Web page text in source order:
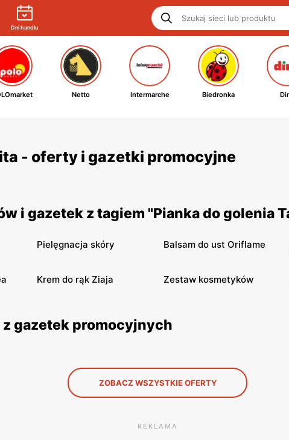
Dni handlu
Netto Intermarche Biedronka
- oferty i gazetki promocyjne
i gazetek z tagiem "Pianka do golenia
Pielęgnacja skóry Balsam do ust Oriflame
Krem do rąk Ziaja Zestaw kosmetyków
gazetek promocyjnych
ZOBACZ WSZYSTKIE OFERTY
REKLAMA